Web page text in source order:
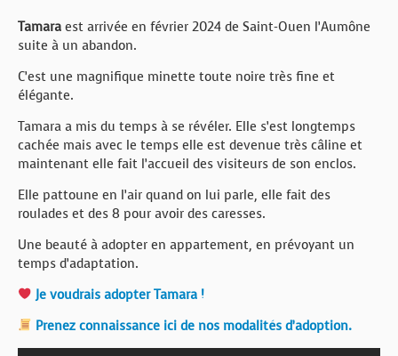
Tamara est arrivée en février 2024 de Saint-Ouen l’Aumône
suite à un abandon.
C’est une magnifique minette toute noire très fine et
élégante.
Tamara a mis du temps à se révéler. Elle s’est longtemps
cachée mais avec le temps elle est devenue très câline et
maintenant elle fait l’accueil des visiteurs de son enclos.
Elle pattoune en l’air quand on lui parle, elle fait des
roulades et des 8 pour avoir des caresses.
Une beauté à adopter en appartement, en prévoyant un
temps d’adaptation.
Je voudrais adopter Tamara !
Prenez connaissance ici de nos modalités d’adoption.